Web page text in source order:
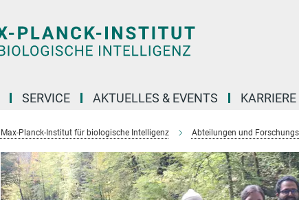
SERVICE AKTUELLES & EVENTS KARRIERE
Max-Planck-Institut für biologische Intelligenz Abteilungen und